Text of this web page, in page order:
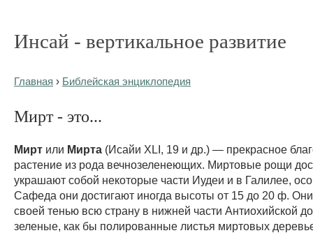
Инсай - вертикальное развитие
Главная › Библейская энциклопедия
Мирт - это...
Мирт или Мирта (Исайи XLI, 19 и др.) — прекрасное
растение из рода вечнозеленеющих. Миртовые рощи
украшают собой некоторые части Иудеи и в Галилее,
Сафеда они достигают иногда высоты от 15 до 20 ф.
своей тенью всю страну в нижней части Антиохийской
зеленые, как бы полированные листья миртовых